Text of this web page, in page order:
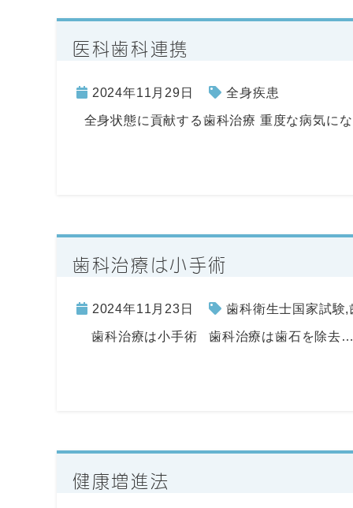
医科歯科連携
2024年11月29日 全身疾患
全身状態に貢献する歯科治療 重度な病気に
歯科治療は小手術
2024年11月23日 歯科衛生士国家試験,
歯科治療は小手術 歯科治療は歯石を除去
健康増進法